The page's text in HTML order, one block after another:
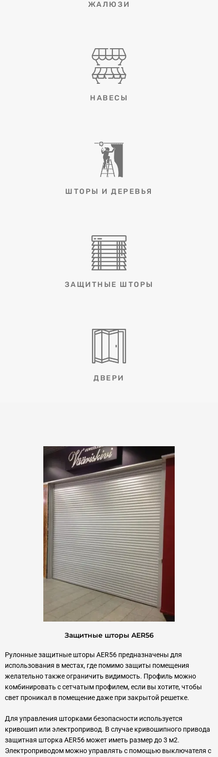
ЖАЛЮЗИ
НАВЕСЫ
ШТОРЫ И ДЕРЕВЬЯ
ЗАЩИТНЫЕ ШТОРЫ
ДВЕРИ
Защитные шторы AER56
Рулонные защитные шторы AER56 предназначены для
использования в местах, где помимо защиты помещения
желательно также ограничить видимость. Профиль можно
комбинировать с сетчатым профилем, если вы хотите, чтобы
свет проникал в помещение даже при закрытой решетке.
Для управления шторками безопасности используется
кривошип или электропривод. В случае кривошипного привода
защитная шторка AER56 может иметь размер до 3 м2.
Электроприводом можно управлять с помощью выключателя с